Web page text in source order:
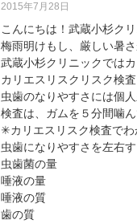
2015年7月28日
こんにちは！武蔵小杉ク
梅雨明けもし、厳しい暑
武蔵小杉クリニックでは
カリエスリスクリスク検
虫歯のなりやすさには個
検査は、ガムを５分間噛
✳︎カリエスリスク検査でわ
虫歯になりやすさを左右
虫歯菌の量
唾液の量
唾液の質
歯の質